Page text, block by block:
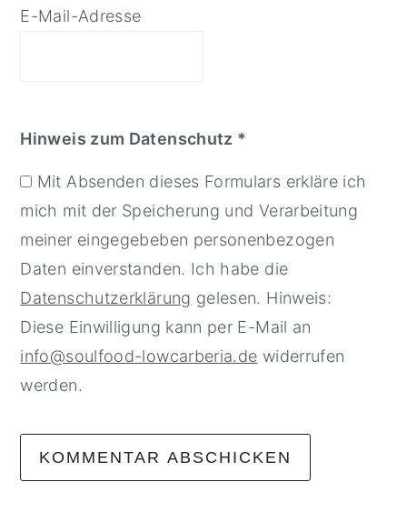
E-Mail-Adresse
Hinweis zum Datenschutz *
Mit Absenden dieses Formulars erkläre ich
mich mit der Speicherung und Verarbeitung
meiner eingegebeben personenbezogen
Daten einverstanden. Ich habe die
Datenschutzerklärung gelesen. Hinweis:
Diese Einwilligung kann per E-Mail an
info@soulfood-lowcarberia.de widerrufen
werden.